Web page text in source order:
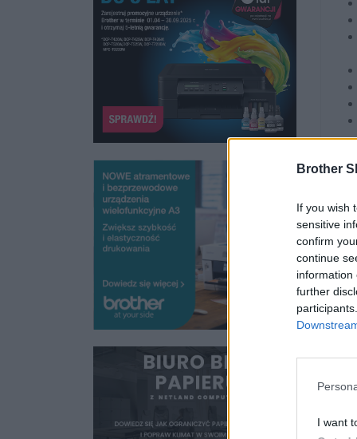
Brother
If you wish
sensitive
confirm
continue
information
further
I want